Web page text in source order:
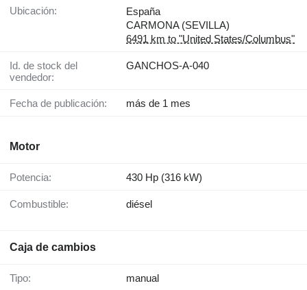
Ubicación:
España
CARMONA (SEVILLA)
6491 km to "United States/Columbus"
Id. de stock del
vendedor:
GANCHOS-A-040
Fecha de publicación: más de 1 mes
Motor
Potencia: 430 Hp (316 kW)
Combustible: diésel
Caja de cambios
Tipo: manual